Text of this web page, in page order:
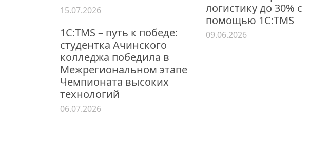
15.07.2026
1С:TMS – путь к победе:
студентка Ачинского
колледжа победила в
Межрегиональном этапе
Чемпионата высоких
технологий
06.07.2026
логистику до 30% с
помощью 1С:TMS
09.06.2026